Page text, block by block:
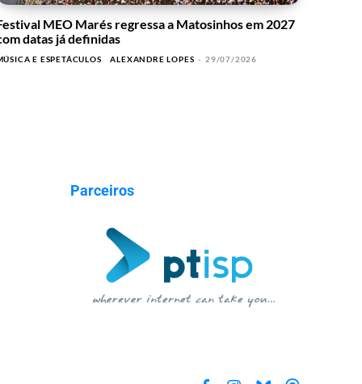
MEO Marés regressa a Matosinhos em 2027
datas já definidas
E ESPETÁCULOS ALEXANDRE LOPES - 29/07/2026
Parceiros